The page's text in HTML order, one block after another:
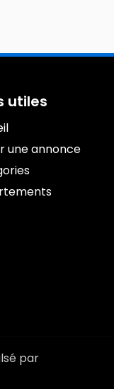
utiles
une annonce
par